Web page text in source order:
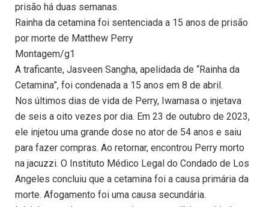
prisão há duas semanas.
Rainha da cetamina foi sentenciada a 15 anos de prisão
por morte de Matthew Perry
Montagem/g1
A traficante, Jasveen Sangha, apelidada de “Rainha da
Cetamina”, foi condenada a 15 anos em 8 de abril.
Nos últimos dias de vida de Perry, Iwamasa o injetava
de seis a oito vezes por dia. Em 23 de outubro de 2023,
ele injetou uma grande dose no ator de 54 anos e saiu
para fazer compras. Ao retornar, encontrou Perry morto
na jacuzzi. O Instituto Médico Legal do Condado de Los
Angeles concluiu que a cetamina foi a causa primária da
morte. Afogamento foi uma causa secundária.